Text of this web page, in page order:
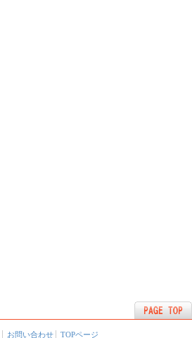
お問い合わせ TOPページ